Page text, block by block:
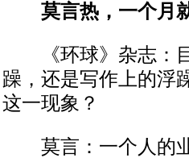
莫言热，一个月
《环球》杂志：目
躁，还是写作上的浮
这一现象？
莫言：一个人的业